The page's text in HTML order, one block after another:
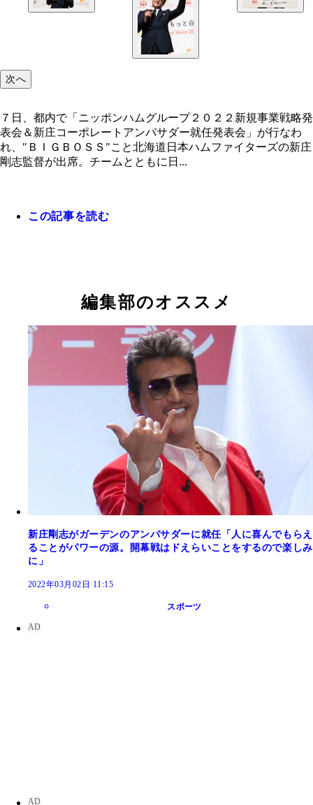
次へ
７日、都内で「ニッポンハムグループ２０２２新規事業戦略発
表会＆新庄コーポレートアンバサダー就任発表会」が行なわ
れ、"ＢＩＧＢＯＳＳ"こと北海道日本ハムファイターズの新庄
剛志監督が出席。チームとともに日...
この記事を読む
編集部のオススメ
新庄剛志がガーデンのアンバサダーに就任「人に喜んでもらえ
ることがパワーの源。開幕戦はドえらいことをするので楽しみ
に」
2022年03月02日 11:15
スポーツ